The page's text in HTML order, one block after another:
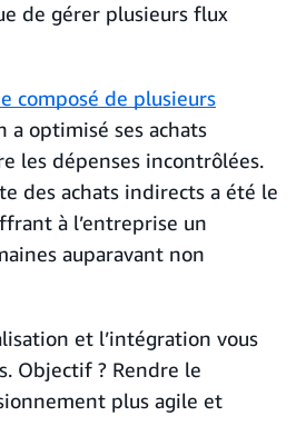
de gérer plusieurs flux
composé de plusieurs
a optimisé ses achats
les dépenses incontrôlées.
des achats indirects a été le
à l’entreprise un
auparavant non
et l’intégration vous
Objectif ? Rendre le
plus agile et